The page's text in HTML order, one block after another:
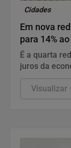
Cidades
Em nova
para 14%
É a quarta
juros da
Visualizar